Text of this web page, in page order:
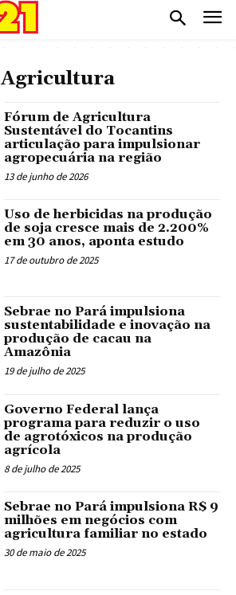
Agricultura
Fórum de Agricultura
Sustentável do Tocantins
articulação para impulsionar
agropecuária na região
13 de junho de 2026
Uso de herbicidas na produção
de soja cresce mais de 2.200%
em 30 anos, aponta estudo
17 de outubro de 2025
Sebrae no Pará impulsiona
sustentabilidade e inovação na
produção de cacau na
Amazônia
19 de julho de 2025
Governo Federal lança
programa para reduzir o uso
de agrotóxicos na produção
agrícola
8 de julho de 2025
Sebrae no Pará impulsiona R$ 9
milhões em negócios com
agricultura familiar no estado
30 de maio de 2025